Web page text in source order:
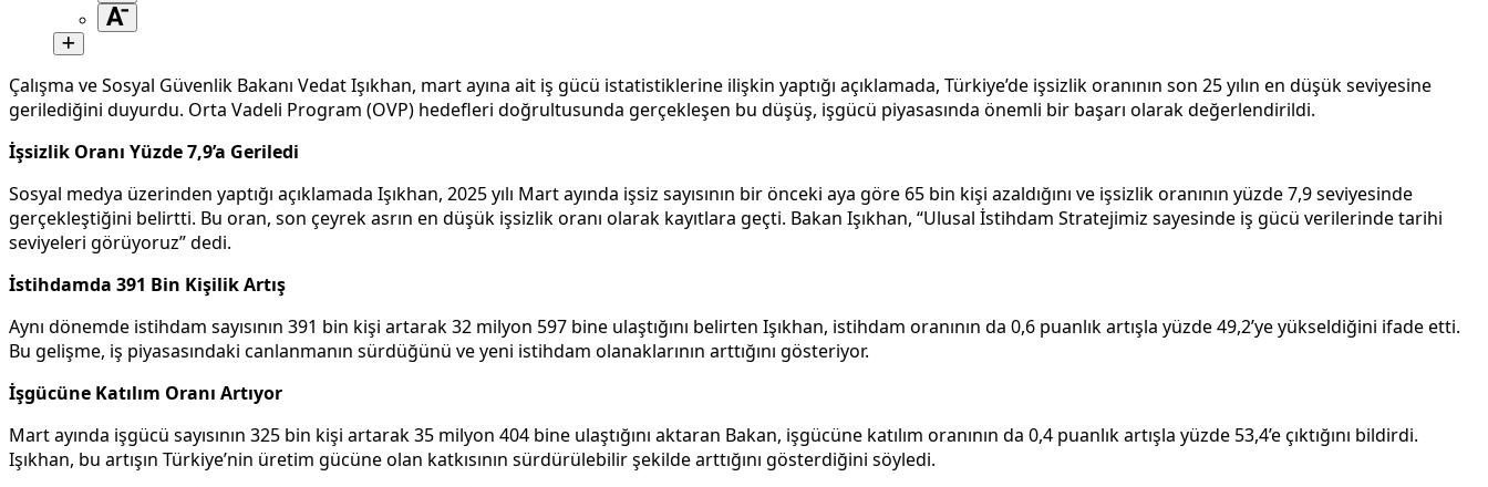
Çalışma ve Sosyal Güvenlik Bakanı Vedat Işıkhan, mart ayına ait iş gücü istatistiklerine ilişkin yaptığı açıklamada, Türkiye’de işsizlik oranının son 25 yılın en düşük seviyesine
gerilediğini duyurdu. Orta Vadeli Program (OVP) hedefleri doğrultusunda gerçekleşen bu düşüş, işgücü piyasasında önemli bir başarı olarak değerlendirildi.
İşsizlik Oranı Yüzde 7,9’a Geriledi
Sosyal medya üzerinden yaptığı açıklamada Işıkhan, 2025 yılı Mart ayında işsiz sayısının bir önceki aya göre 65 bin kişi azaldığını ve işsizlik oranının yüzde 7,9 seviyesinde
gerçekleştiğini belirtti. Bu oran, son çeyrek asrın en düşük işsizlik oranı olarak kayıtlara geçti. Bakan Işıkhan, “Ulusal İstihdam Stratejimiz sayesinde iş gücü verilerinde tarihi
seviyeleri görüyoruz” dedi.
İstihdamda 391 Bin Kişilik Artış
Aynı dönemde istihdam sayısının 391 bin kişi artarak 32 milyon 597 bine ulaştığını belirten Işıkhan, istihdam oranının da 0,6 puanlık artışla yüzde 49,2’ye yükseldiğini ifade etti.
Bu gelişme, iş piyasasındaki canlanmanın sürdüğünü ve yeni istihdam olanaklarının arttığını gösteriyor.
İşgücüne Katılım Oranı Artıyor
Mart ayında işgücü sayısının 325 bin kişi artarak 35 milyon 404 bine ulaştığını aktaran Bakan, işgücüne katılım oranının da 0,4 puanlık artışla yüzde 53,4’e çıktığını bildirdi.
Işıkhan, bu artışın Türkiye’nin üretim gücüne olan katkısının sürdürülebilir şekilde arttığını gösterdiğini söyledi.